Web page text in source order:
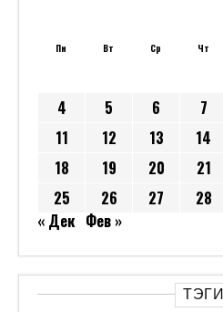
Пн Вт Ср Чт
4
5 6 7
11
12 13 14
18
19 20 21
25
26 27 28
« Дек Фев »
ТЭГИ